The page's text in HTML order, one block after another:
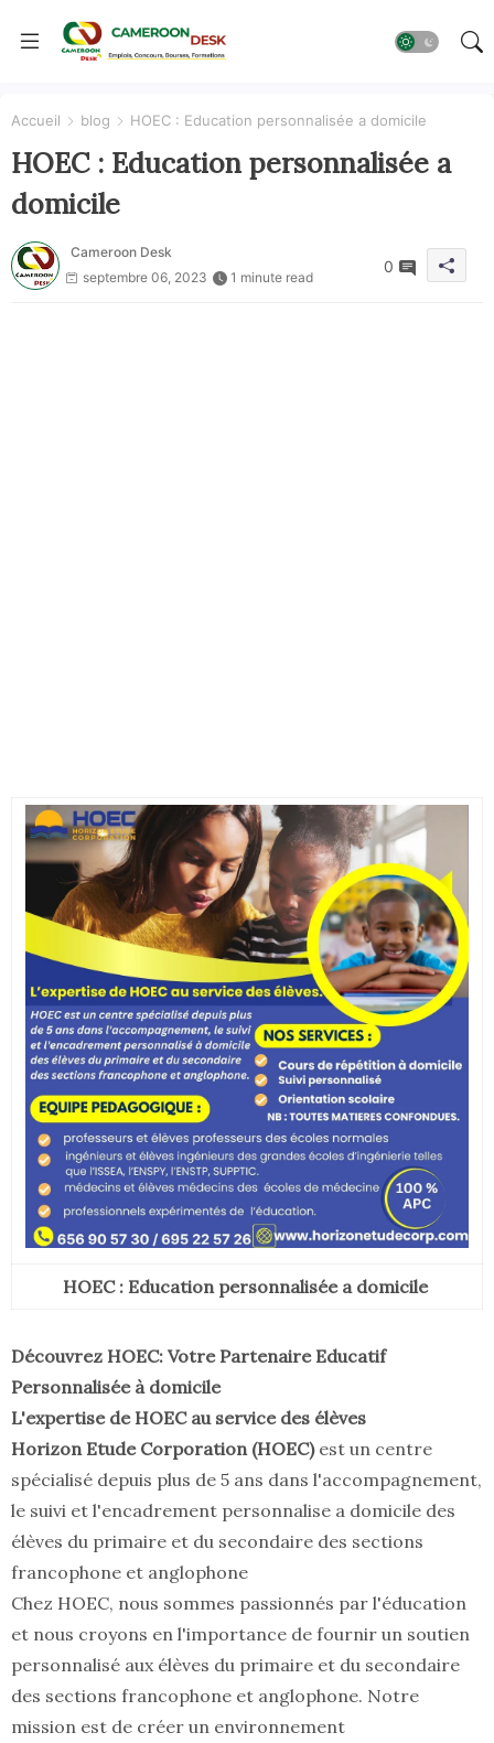
Accueil blog HOEC : Education personnalisée a domicile
HOEC : Education personnalisée a
domicile
Cameroon Desk
septembre 06, 2023
1 minute read
0
HOEC : Education personnalisée a domicile
Découvrez HOEC: Votre Partenaire Educatif
Personnalisée à domicile
L'expertise de HOEC au service des élèves
Horizon Etude Corporation (HOEC)est un centre
spécialisé depuis plus de 5 ans dans l'accompagnement,
le suivi et l'encadrement personnalise a domicile des
élèves du primaire et du secondaire des sections
francophone et anglophone
Chez HOEC, nous sommes passionnés par l'éducation
et nous croyons en l'importance de fournir un soutien
personnalisé aux élèves du primaire et du secondaire
des sections francophone et anglophone. Notre
mission est de créer un environnement